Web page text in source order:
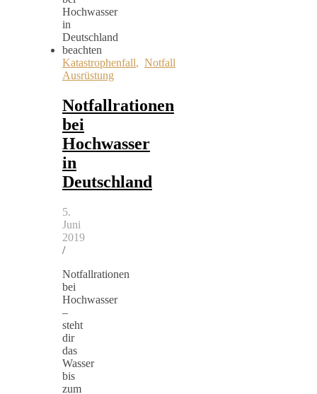
Katastrophenfall, Notfall
Ausrüstung
Notfallrationen
bei
Hochwasser
in
Deutschland
5.
Juni
2019
/
Notfallrationen
bei
Hochwasser
–
steht
dir
das
Wasser
bis
zum